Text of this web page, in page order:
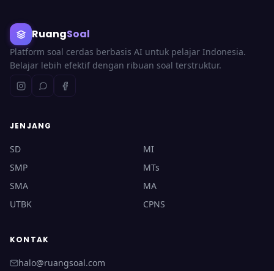
RuangSoal
Platform soal cerdas berbasis AI untuk pelajar Indonesia.
Belajar lebih efektif dengan ribuan soal terstruktur.
JENJANG
SD
MI
SMP
MTs
SMA
MA
UTBK
CPNS
KONTAK
halo@ruangsoal.com